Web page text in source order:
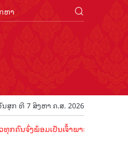
ນສຸກ ທີ 7 ສິງຫາ ຄ.ສ. 2026
ພ້ອມເປັນເຈົ້າພາບທີ່ດີ ຕ້ອນຮັບນັກທ່ອງ